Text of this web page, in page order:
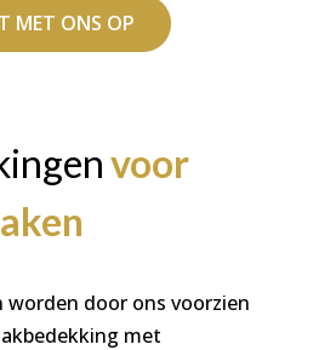
MET ONS OP
voor
worden door ons voorzien
met